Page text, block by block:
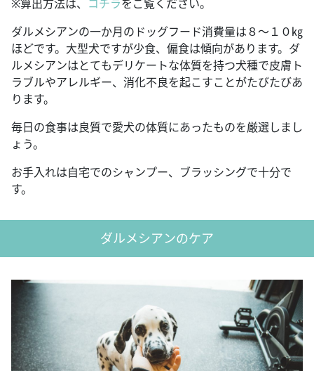
※算出方法は、 コチラをご覧ください。
ダルメシアンの一か月のドッグフード消費量は８～１０㎏
ほどです。大型犬ですが少食、偏食は傾向があります。ダ
ルメシアンはとてもデリケートな体質を持つ犬種で皮膚ト
ラブルやアレルギー、消化不良を起こすことがたびたびあ
ります。
毎日の食事は良質で愛犬の体質にあったものを厳選しまし
ょう。
お手入れは自宅でのシャンプー、ブラッシングで十分で
す。
ダルメシアンのケア